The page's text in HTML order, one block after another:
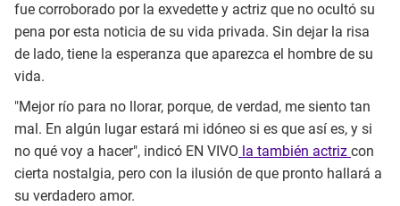
fue corroborado por la exvedette y actriz que no ocultó su
pena por esta noticia de su vida privada. Sin dejar la risa
de lado, tiene la esperanza que aparezca el hombre de su
vida.
"Mejor río para no llorar, porque, de verdad, me siento tan
mal. En algún lugar estará mi idóneo si es que así es, y si
no qué voy a hacer", indicó EN VIVO la también actriz con
cierta nostalgia, pero con la ilusión de que pronto hallará a
su verdadero amor.